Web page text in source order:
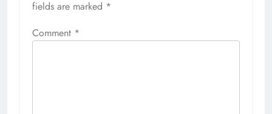
fields are marked *
Comment *